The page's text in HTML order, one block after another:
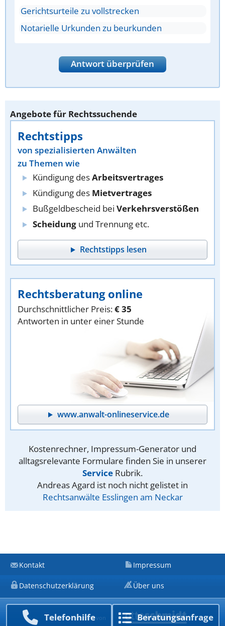
Gerichtsurteile zu vollstrecken
Notarielle Urkunden zu beurkunden
Antwort überprüfen
Angebote für Rechtssuchende
Rechtstipps
von spezialisierten Anwälten
zu Themen wie
Kündigung desArbeitsvertrages
Kündigung des Mietvertrages
Bußgeldbescheid bei Verkehrsverstößen
Scheidung und Trennung etc.
Rechtstipps lesen
Rechtsberatung online
Durchschnittlicher Preis:€ 35
Antworten in unter einer Stunde
www.anwalt-onlineservice.de
Kostenrechner, Impressum-Generator und
alltagsrelevante Formulare finden Sie in unserer
Service Rubrik.
Andreas Agard ist noch nicht gelistet in
Rechtsanwälte Esslingen am Neckar
Telefon­hilfe Beratungs­anfrage
Kontakt Impressum
Datenschutzerklärung Über uns
Ein Unternehmen von